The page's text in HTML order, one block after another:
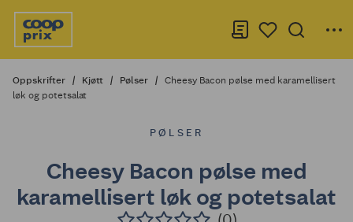
Oppskrifter Kjøtt Pølser
Cheesy Bacon pølse med karamellisert
løk og potetsalat
PØLSER
Cheesy Bacon pølse med
karamellisert løk og potetsalat